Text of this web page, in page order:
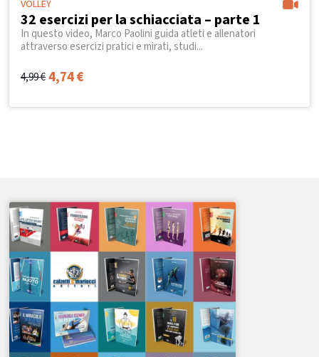
VOLLEY
32 esercizi per la schiacciata – parte 1
In questo video, Marco Paolini guida atleti e allenatori
attraverso esercizi pratici e mirati, studi...
4,99€4,74€